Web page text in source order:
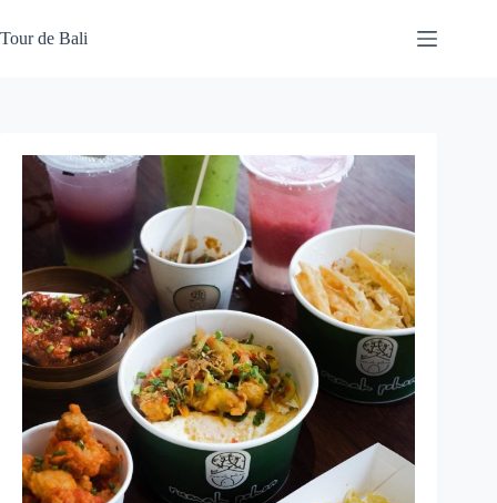
to
content
Tour de Bali